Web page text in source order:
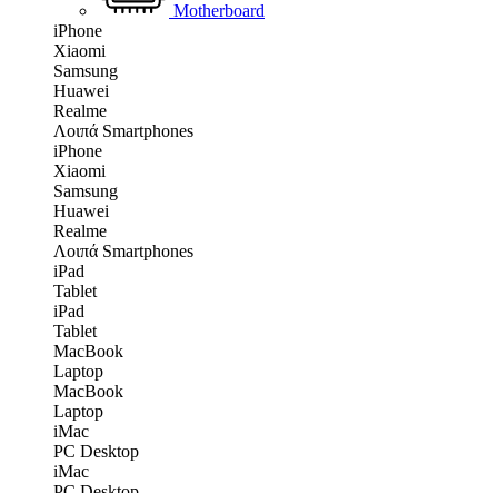
Motherboard
iPhone
Xiaomi
Samsung
Huawei
Realme
Λοιπά Smartphones
iPhone
Xiaomi
Samsung
Huawei
Realme
Λοιπά Smartphones
iPad
Tablet
iPad
Tablet
MacBook
Laptop
MacBook
Laptop
iMac
PC Desktop
iMac